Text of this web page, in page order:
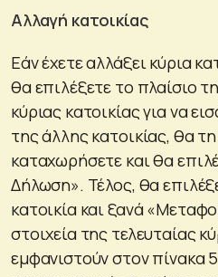
Αλλαγή κατοικίας
Εάν έχετε αλλάξει κύρια
θα επιλέξετε το πλαίσιο
κύριας κατοικίας για να
της άλλης κατοικίας, θα
καταχωρήσετε και θα
Δήλωση». Τέλος, θα
κατοικία και ξανά
στοιχεία της τελευταίας
εμφανιστούν στον πίνακα